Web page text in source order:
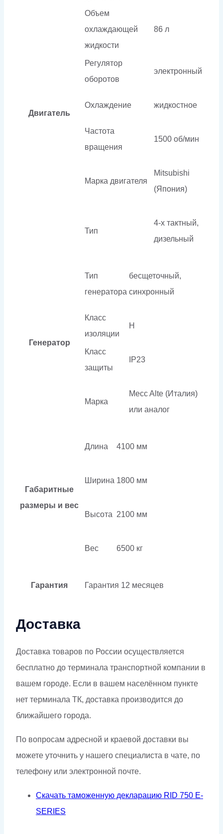
Двигатель
Объем
охлаждающей
жидкости
86 л
Регулятор
оборотов
электронный
Охлаждение жидкостное
Частота
вращения
1500 об/мин
Марка двигателя
Mitsubishi
(Япония)
Тип
4-х тактный,
дизельный
Генератор
Тип
генератора
бесщеточный,
синхронный
Класс
изоляции
H
Класс
защиты
IP23
Марка
Mecc Alte (Италия)
или аналог
Габаритные
размеры и вес
Длина 4100 мм
Ширина 1800 мм
Высота 2100 мм
Вес 6500 кг
Гарантия Гарантия 12 месяцев
Доставка
Доставка товаров по России осуществляется
бесплатно до терминала транспортной компании в
вашем городе. Если в вашем населённом пункте
нет терминала ТК, доставка производится до
ближайшего города.
По вопросам адресной и краевой доставки вы
можете уточнить у нашего специалиста в чате, по
телефону или электронной почте.
Скачать таможенную декларацию RID 750 E-
SERIES